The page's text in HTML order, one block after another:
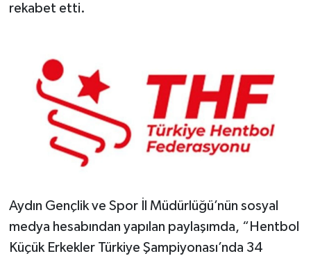
rekabet etti.
Aydın Gençlik ve Spor İl Müdürlüğü’nün sosyal
medya hesabından yapılan paylaşımda, “Hentbol
Küçük Erkekler Türkiye Şampiyonası’nda 34